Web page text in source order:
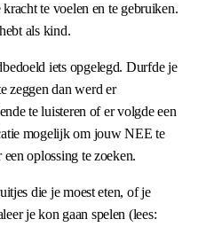
te voelen en te gebruiken.
als kind.
iets opgelegd. Durfde je
zeggen dan werd er
te luisteren of er volgde een
mogelijk om jouw NEE te
oplossing te zoeken.
die je moest eten, of je
je kon gaan spelen (lees: